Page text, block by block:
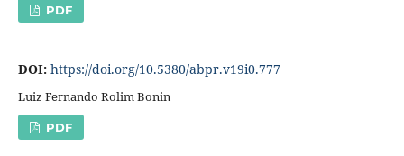
PDF
DOI: https://doi.org/10.5380/abpr.v19i0.777
Luiz Fernando Rolim Bonin
PDF